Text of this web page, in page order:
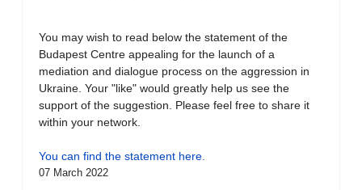
You may wish to read below the statement of the
Budapest Centre appealing for the launch of a
mediation and dialogue process on the aggression in
Ukraine. Your "like" would greatly help us see the
support of the suggestion. Please feel free to share it
within your network.
You can find the statement here.
07 March 2022